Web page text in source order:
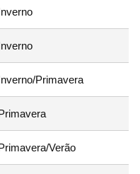
Primavera
Verão